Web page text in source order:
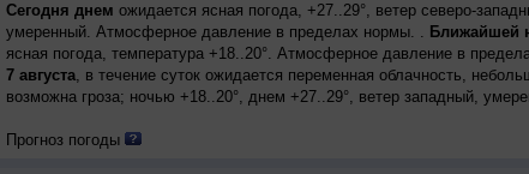
Сегодня днем ожидается ясная погода, +27..29°, ветер северо-
умеренный. Атмосферное давление в пределах нормы. . Ближайшей
ясная погода, температура +18..20°. Атмосферное давление в
7 августа, в течение суток ожидается переменная облачность,
возможна гроза; ночью +18..20°, днем +27..29°, ветер западный,
Прогноз погоды